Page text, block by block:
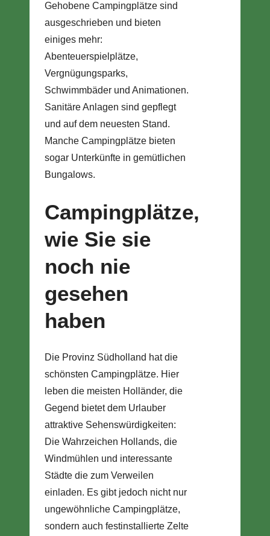
Gehobene Campingplätze sind
ausgeschrieben und bieten
einiges mehr:
Abenteuerspielplätze,
Vergnügungsparks,
Schwimmbäder und Animationen.
Sanitäre Anlagen sind gepflegt
und auf dem neuesten Stand.
Manche Campingplätze bieten
sogar Unterkünfte in gemütlichen
Bungalows.
Campingplätze,
wie Sie sie
noch nie
gesehen
haben
Die Provinz Südholland hat die
schönsten Campingplätze. Hier
leben die meisten Holländer, die
Gegend bietet dem Urlauber
attraktive Sehenswürdigkeiten:
Die Wahrzeichen Hollands, die
Windmühlen und interessante
Städte die zum Verweilen
einladen. Es gibt jedoch nicht nur
ungewöhnliche Campingplätze,
sondern auch festinstallierte Zelte